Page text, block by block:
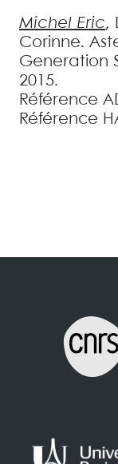
Michel Eric,
Corinne.
Generation
2015.
Référence
Référence